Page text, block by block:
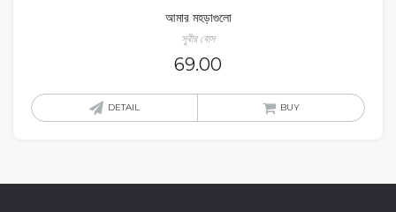
আমার মহড়াগুলো
সুবীর বোস
69.00
DETAIL BUY